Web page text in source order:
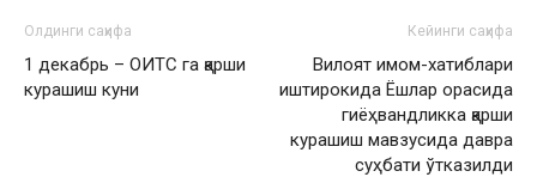
Олдинги саҳифа
1 декабрь – ОИТС га қарши
курашиш куни
Кейинги саҳифа
Вилоят имом-хатиблари
иштирокида Ёшлар орасида
гиёҳвандликка қарши
курашиш мавзусида давра
суҳбати ўтказилди